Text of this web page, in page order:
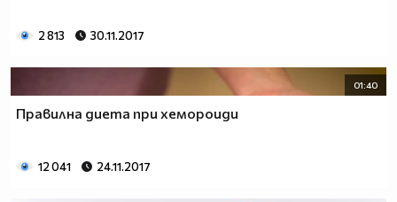
2 813 30.11.2017
01:40
Правилна диета при хемороиди
12 041 24.11.2017